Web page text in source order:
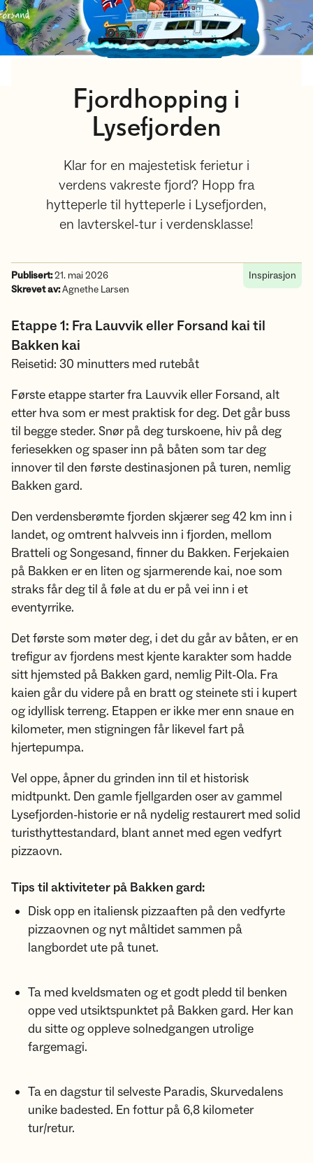
Fjordhopping i
Lysefjorden
Klar for en majestetisk ferietur i
verdens vakreste fjord? Hopp fra
hytteperle til hytteperle i Lysefjorden,
en lavterskel-tur i verdensklasse!
Publisert:21. mai 2026
Skrevet av:Agnethe Larsen
Inspirasjon
Etappe 1: Fra Lauvvik eller Forsand kai til
Bakken kai
Reisetid: 30 minutters med rutebåt
Første etappe starter fra Lauvvik eller Forsand, alt
etter hva som er mest praktisk for deg. Det går buss
til begge steder. Snør på deg turskoene, hiv på deg
feriesekken og spaser inn på båten som tar deg
innover til den første destinasjonen på turen, nemlig
Bakken gard.
Den verdensberømte fjorden skjærer seg 42 km inn i
landet, og omtrent halvveis inn i fjorden, mellom
Bratteli og Songesand, finner du Bakken. Ferjekaien
på Bakken er en liten og sjarmerende kai, noe som
straks får deg til å føle at du er på vei inn i et
eventyrrike.
Det første som møter deg, i det du går av båten, er en
trefigur av fjordens mest kjente karakter som hadde
sitt hjemsted på Bakken gard, nemlig Pilt-Ola. Fra
kaien går du videre på en bratt og steinete sti i kupert
og idyllisk terreng. Etappen er ikke mer enn snaue en
kilometer, men stigningen får likevel fart på
hjertepumpa.
Vel oppe, åpner du grinden inn til et historisk
midtpunkt. Den gamle fjellgarden oser av gammel
Lysefjorden-historie er nå nydelig restaurert med solid
turisthyttestandard, blant annet med egen vedfyrt
pizzaovn.
Tips til aktiviteter på Bakken gard:
Disk opp en italiensk pizzaaften på den vedfyrte
pizzaovnen og nyt måltidet sammen på
langbordet ute på tunet.
Ta med kveldsmaten og et godt pledd til benken
oppe ved utsiktspunktet på Bakken gard. Her kan
du sitte og oppleve solnedgangen utrolige
fargemagi.
Ta en dagstur til selveste Paradis, Skurvedalens
unike badested. En fottur på 6,8 kilometer
tur/retur.